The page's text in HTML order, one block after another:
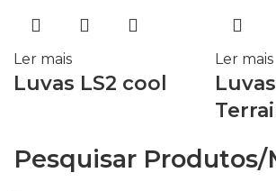
Pesquisar Produtos/
Ler mais
Luvas LS2 cool
Ler mais